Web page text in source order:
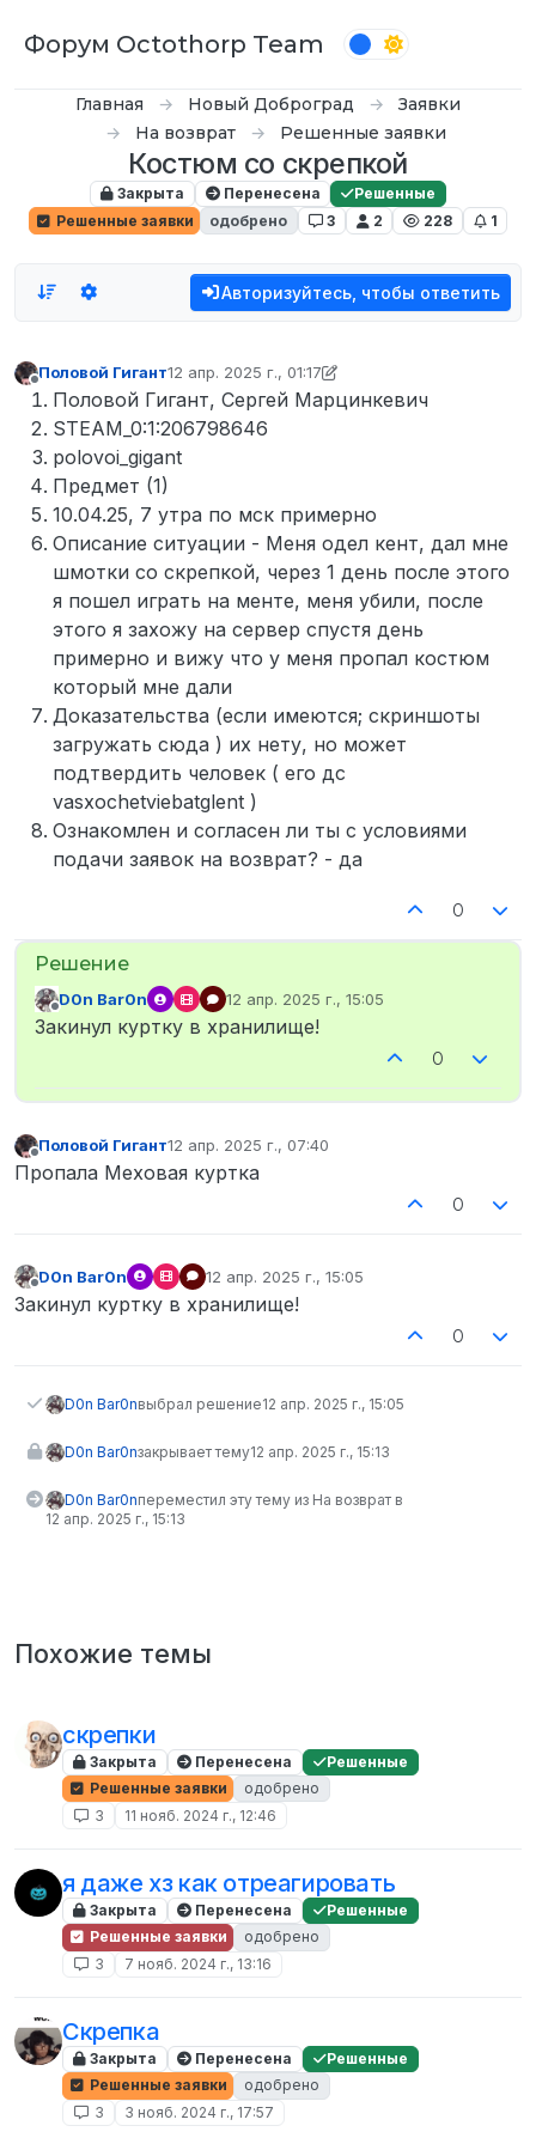
Форум Octothorp Team
Главная Новый Доброград
Заявки
На возврат
Решенные заявки
Костюм со скрепкой
Закрыта Перенесена
Решенные
Решенные заявки
одобрено 3 2 228 1
Авторизуйтесь, чтобы ответить
Не в сети
Половой Гигант12 апр. 2025 г., 01:17
отредактировано D0n Bar0n
Половой Гигант, Сергей Марцинкевич
STEAM_0:1:206798646
polovoi_gigant
Предмет (1)
10.04.25, 7 утра по мск примерно
Описание ситуации - Меня одел кент, дал мне
шмотки со скрепкой, через 1 день после этого
я пошел играть на менте, меня убили, после
этого я захожу на сервер спустя день
примерно и вижу что у меня пропал костюм
который мне дали
Доказательства (если имеются; скриншоты
загружать сюда ) их нету, но может
подтвердить человек ( его дс
vasxochetviebatglent )
Ознакомлен и согласен ли ты с условиями
подачи заявок на возврат? - да
0
Не в сети
D0n Bar0n 12 апр. 2025 г., 15:05
отредактировано
Закинул куртку в хранилище!
0
Не в сети
Половой Гигант12 апр. 2025 г., 07:40
отредактировано
Пропала Меховая куртка
0
D0n Bar0n 12 апр. 2025 г., 15:05
отредактировано
Закинул куртку в хранилище!
0
D0n Bar0nвыбрал решение12 апр. 2025 г., 15:05
D0n Bar0nзакрывает тему12 апр. 2025 г., 15:13
D0n Bar0nпереместил эту тему из На возврат в
12 апр. 2025 г., 15:13
Похожие темы
скрепки
Закрыта Перенесена
Решенные
Решенные заявки
одобрено
3
11 нояб. 2024 г., 12:46
я даже хз как отреагировать
Закрыта Перенесена
Решенные
Решенные заявки
одобрено
3
7 нояб. 2024 г., 13:16
Скрепка
Закрыта Перенесена
Решенные
Решенные заявки
одобрено
3
3 нояб. 2024 г., 17:57